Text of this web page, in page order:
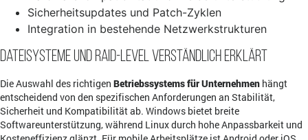
Sicherheitsupdates und Patch-Zyklen
Integration in bestehende Netzwerkstrukturen
Dateisysteme und RAID-Level verständlich erklärt
Die Auswahl des richtigen Betriebssystems für Unternehmen hängt
entscheidend von den spezifischen Anforderungen an Stabilität,
Sicherheit und Kompatibilität ab. Windows bietet breite
Softwareunterstützung, während Linux durch hohe Anpassbarkeit und